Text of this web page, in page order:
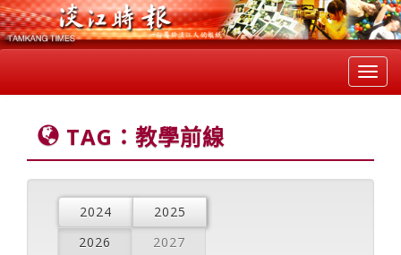
TAG：教學前線
2024
2025
2026
2027